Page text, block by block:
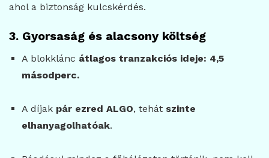
ahol a biztonság kulcskérdés.
3. Gyorsaság és alacsony költség
A blokklánc átlagos tranzakciós ideje: 4,5
másodperc.
A díjak pár ezred ALGO, tehát szinte
elhanyagolhatóak.